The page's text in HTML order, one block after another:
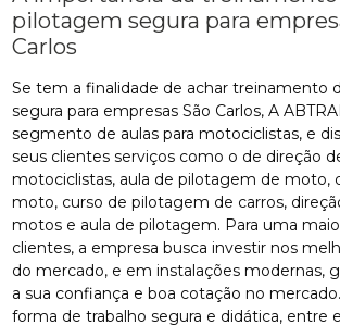
pilotagem segura para
Carlos
Se tem a finalidade de achar treinamento
segura para empresas São Carlos, A
segmento de aulas para motociclistas, e
seus clientes serviços como o de direção
motociclistas, aula de pilotagem de moto,
moto, curso de pilotagem de carros,
motos e aula de pilotagem. Para uma
clientes, a empresa busca investir nos
do mercado, e em instalações modernas,
a sua confiança e boa cotação no
forma de trabalho segura e didática, entre